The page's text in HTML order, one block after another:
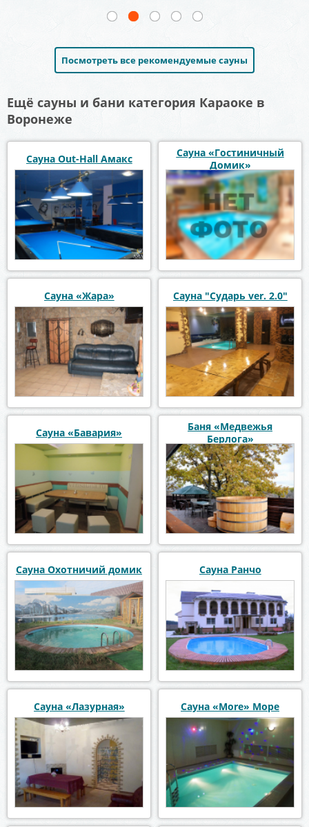
Посмотреть все рекомендуемые сауны
Ещё сауны и бани категория Караоке в
Воронеже
Сауна Out-Hall Амакс
Сауна «Гостиничный
Домик»
Сауна «Жара» Сауна "Сударь ver. 2.0"
Сауна «Бавария»
Баня «Медвежья
Берлога»
Сауна Охотничий домик Сауна Ранчо
Сауна «Лазурная» Сауна «More» Море